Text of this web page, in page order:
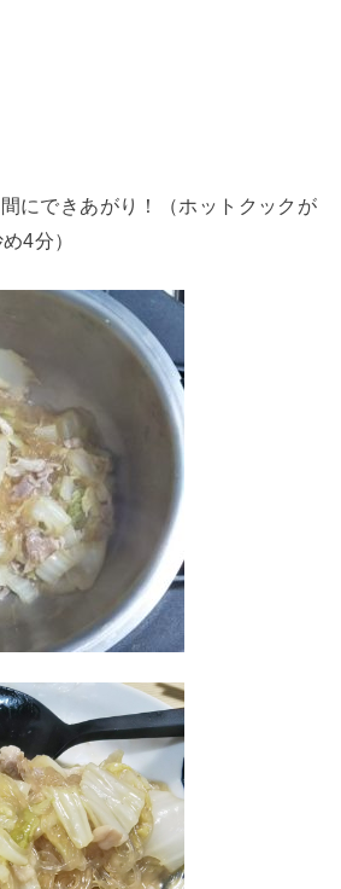
にできあがり！（ホットクックが
4分）